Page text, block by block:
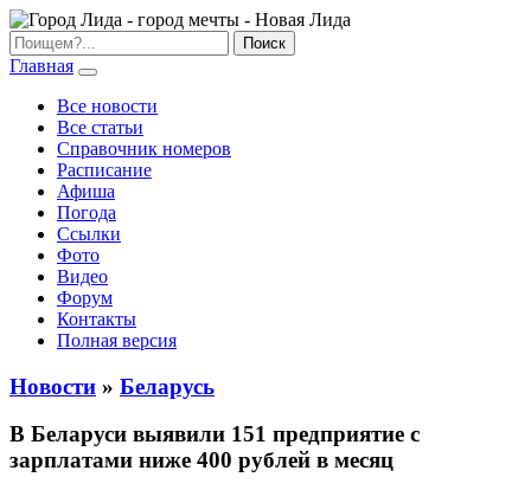
Главная
Все новости
Все статьи
Справочник номеров
Расписание
Афиша
Погода
Ссылки
Фото
Видео
Форум
Контакты
Полная версия
Новости » Беларусь
В Беларуси выявили 151 предприятие с
зарплатами ниже 400 рублей в месяц